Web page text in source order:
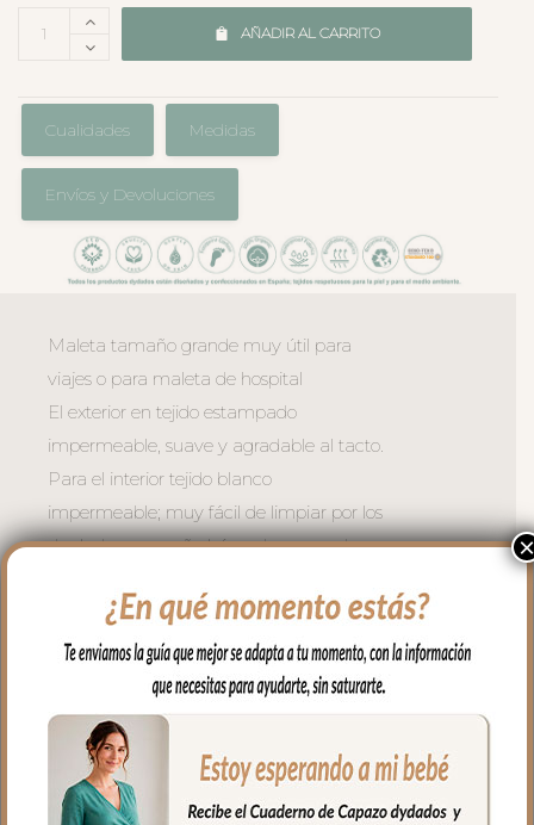
AÑADIR AL CARRITO
Cualidades Medidas
Envíos y Devoluciones
Maleta tamaño grande muy útil para
viajes o para maleta de hospital
El exterior en tejido estampado
impermeable, suave y agradable al tacto.
Para el interior tejido blanco
impermeable; muy fácil de limpiar por los
dos lados con paño húmedo y cuando
siempre agua fría jabones no abrasivos y
secado al natural.
Cierre con cremallera de doble carro al
tono del estampado.
Puedes llevar todas las cositas de tu bebé
bien organizadas y sujetas en el interior y
además cuenta con un bolsillo interior
×